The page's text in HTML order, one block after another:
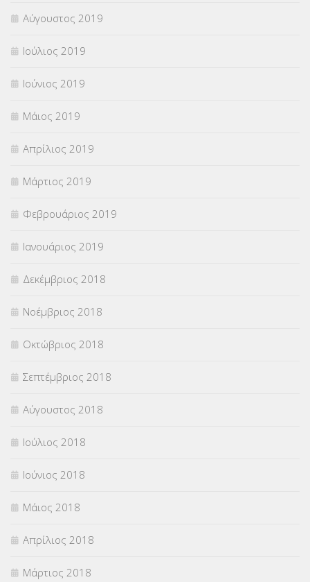
Αύγουστος 2019
Ιούλιος 2019
Ιούνιος 2019
Μάιος 2019
Απρίλιος 2019
Μάρτιος 2019
Φεβρουάριος 2019
Ιανουάριος 2019
Δεκέμβριος 2018
Νοέμβριος 2018
Οκτώβριος 2018
Σεπτέμβριος 2018
Αύγουστος 2018
Ιούλιος 2018
Ιούνιος 2018
Μάιος 2018
Απρίλιος 2018
Μάρτιος 2018